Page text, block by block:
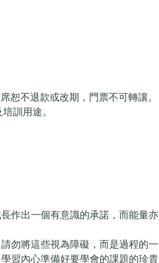
恕不退款或改期，門票不可轉讓。
訓用途。
作出一個有意識的承諾，而能量亦
勿將這些視為障礙，而是過程的一
習內心準備好要學會的課題的珍貴